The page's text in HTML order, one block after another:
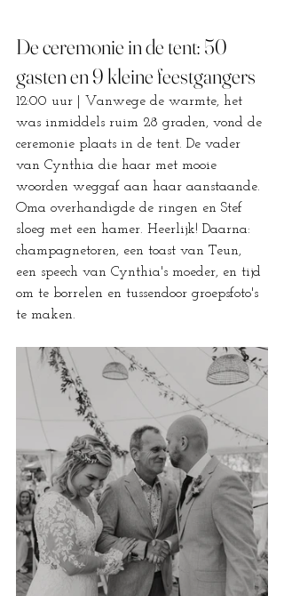
De ceremonie in de tent: 50
gasten en 9 kleine feestgangers
12:00 uur | Vanwege de warmte, het
was inmiddels ruim 28 graden, vond de
ceremonie plaats in de tent. De vader
van Cynthia die haar met mooie
woorden weggaf aan haar aanstaande.
Oma overhandigde de ringen en Stef
sloeg met een hamer. Heerlijk! Daarna:
champagnetoren, een toast van Teun,
een speech van Cynthia's moeder, en tijd
om te borrelen en tussendoor groepsfoto's
te maken.